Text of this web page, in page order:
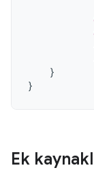
}
}
Ek